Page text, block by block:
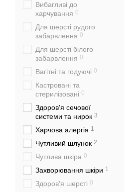
Reflex Plus 0
Savory
Schesir
Brit GF Veterinary Diet
Equilibrio Veterinary
Monge 0
Nature's Protection
Exclusion
HappyOne
Bravery
Вибагливі до
харчування 0
Для шерсті рудого
забарвлення 0
Для шерсті білого
забарвлення 0
Вагітні та годуючі 0
Кастровані та
стерилізовані 0
Здоров'я сечової
системи та нирок 3
Харчова алергія 1
Чутливий шлунок 2
Чутлива шкіра 0
Захворювання шкіри 1
Здоров'я шерсті 0